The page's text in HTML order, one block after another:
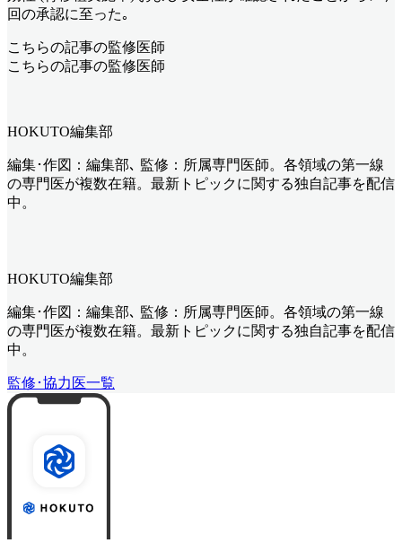
回の承認に至った｡
こちらの記事の監修医師
こちらの記事の監修医師
HOKUTO編集部
編集･作図：編集部､ 監修：所属専門医師。各領域の第一線
の専門医が複数在籍。最新トピックに関する独自記事を配信
中。
HOKUTO編集部
編集･作図：編集部､ 監修：所属専門医師。各領域の第一線
の専門医が複数在籍。最新トピックに関する独自記事を配信
中。
監修･協力医一覧